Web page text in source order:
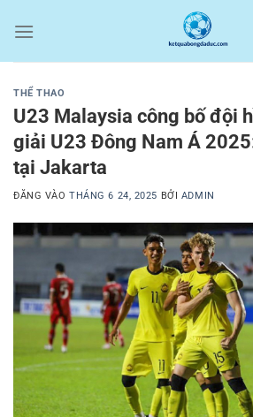
qua
THỂ THAO
U23 Malaysia công bố đội
giải U23 Đông Nam Á
tại Jakarta
ĐĂNG VÀOTHÁNG 6 24, 2025 BỞI ADMIN